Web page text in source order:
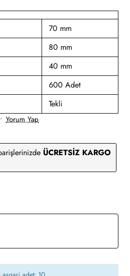
70 mm
80 mm
40 mm
600 Adet
Tekli
ÜCRETSİZ KARGO
• Yorum Yap